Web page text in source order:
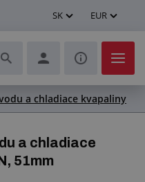
SK EUR
a chladiace kvapaliny
a chladiace
51mm